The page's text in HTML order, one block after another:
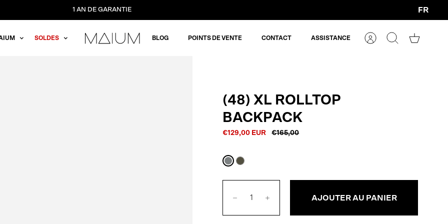
1 AN DE GARANTIE
Devise
FR
SOLDES BLOG POINTS DE VENTE CONTACT ASSISTANCE
CompteRechercher
Panier
(48) XL ROLLTOP
BACKPACK
€129,00 EUR €165,00
Gris Vert
AJOUTER AU PANIER